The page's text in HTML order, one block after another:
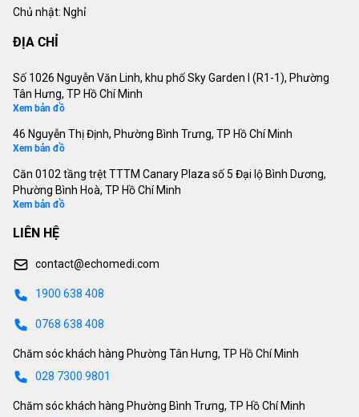
Chủ nhật: Nghỉ
ĐỊA CHỈ
Số 1026 Nguyễn Văn Linh, khu phố Sky Garden I (R1-1), Phường
Tân Hưng, TP Hồ Chí Minh
Xem bản đồ
46 Nguyễn Thị Định, Phường Bình Trưng, TP Hồ Chí Minh
Xem bản đồ
Căn 0102 tầng trệt TTTM Canary Plaza số 5 Đại lộ Bình Dương,
Phường Bình Hoà, TP Hồ Chí Minh
Xem bản đồ
LIÊN HỆ
contact@echomedi.com
1900 638 408
0768 638 408
Chăm sóc khách hàng Phường Tân Hưng, TP Hồ Chí Minh
028 7300 9801
Chăm sóc khách hàng Phường Bình Trưng, TP Hồ Chí Minh